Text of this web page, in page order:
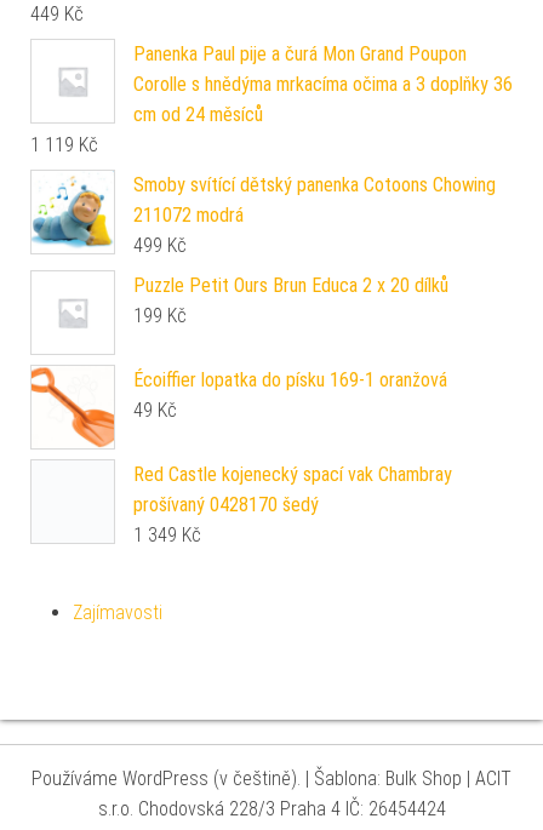
449 Kč
Panenka Paul pije a čurá Mon Grand Poupon
Corolle s hnědýma mrkacíma očima a 3 doplňky 36
cm od 24 měsíců
1 119 Kč
Smoby svítící dětský panenka Cotoons Chowing
211072 modrá
499 Kč
Puzzle Petit Ours Brun Educa 2 x 20 dílků
199 Kč
Écoiffier lopatka do písku 169-1 oranžová
49 Kč
Red Castle kojenecký spací vak Chambray
prošívaný 0428170 šedý
1 349 Kč
Zajímavosti
Používáme WordPress (v češtině). | Šablona: Bulk Shop | ACIT
s.r.o. Chodovská 228/3 Praha 4 IČ: 26454424